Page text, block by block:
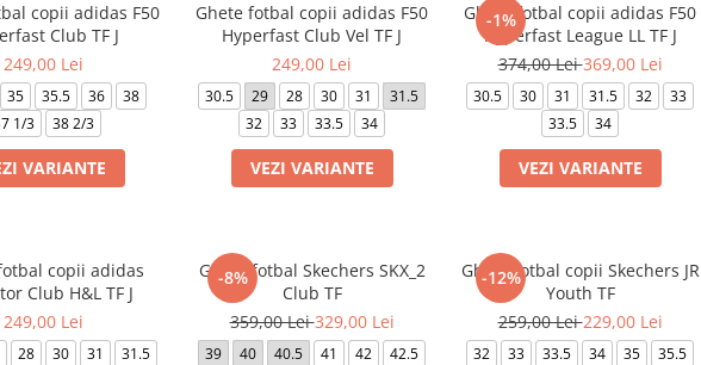
copii adidas F50
Club TF J
249,00 Lei
35 35.5 36
38
1/3
38 2/3
VARIANTE
Ghete fotbal copii adidas F50
Hyperfast Club Vel TF J
249,00 Lei
30.5 29 28 30 31
31.5
32
33 33.5 34
VEZI VARIANTE
-1%
Ghete fotbal copii adidas F50
Hyperfast League LL TF J
374,00 Lei369,00 Lei
30.5 30 31 31.5 32
33
33.5
34
VEZI VARIANTE
copii adidas
Club H&L TF J
249,00 Lei
28 30 31
31.5
-8%
Ghete fotbal Skechers SKX_2
Club TF
359,00 Lei329,00 Lei
39 40 40.5 41 42
42.5
-12%
Ghete fotbal copii Skechers JR
Youth TF
259,00 Lei229,00 Lei
32 33 33.5 34 35
35.5